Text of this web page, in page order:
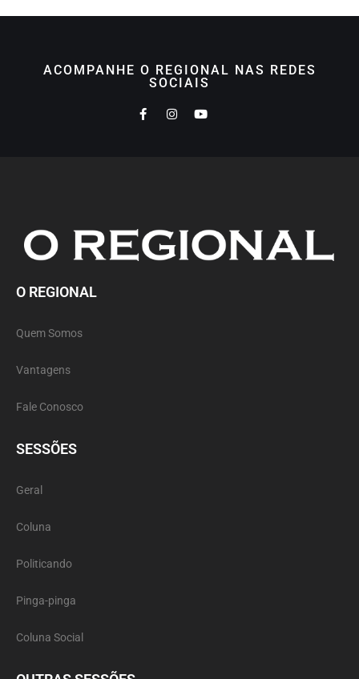
ACOMPANHE O REGIONAL NAS REDES
SOCIAIS
O REGIONAL
Quem Somos
Vantagens
Fale Conosco
SESSÕES
Geral
Coluna
Politicando
Pinga-pinga
Coluna Social